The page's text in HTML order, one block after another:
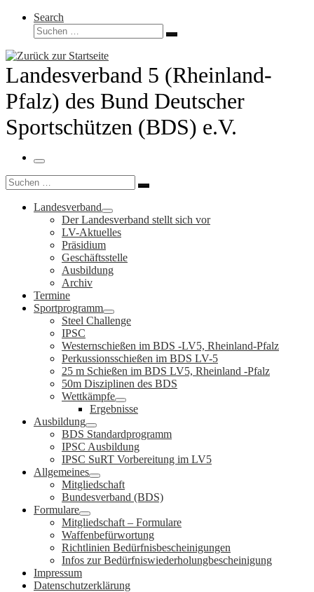
Search
Suche
Suchen …
Landesverband 5 (Rheinland-
Pfalz) des Bund Deutscher
Sportschützen (BDS) e.V.
Menü
Suche
Suchen …
Landesverband
Der Landesverband stellt sich vor
LV-Aktuelles
Präsidium
Geschäftsstelle
Ausbildung
Archiv
Termine
Sportprogramm
Steel Challenge
IPSC
Westernschießen im BDS -LV5, Rheinland-Pfalz
Perkussionsschießen im BDS LV-5
25 m Schießen im BDS LV5, Rheinland -Pfalz
50m Disziplinen des BDS
Wettkämpfe
Ergebnisse
Ausbildung
BDS Standardprogramm
IPSC Ausbildung
IPSC SuRT Vorbereitung im LV5
Allgemeines
Mitgliedschaft
Bundesverband (BDS)
Formulare
Mitgliedschaft – Formulare
Waffenbefürwortung
Richtlinien Bedürfnisbescheinigungen
Infos zur Bedürfniswiederholungbescheinigung
Impressum
Datenschutzerklärung